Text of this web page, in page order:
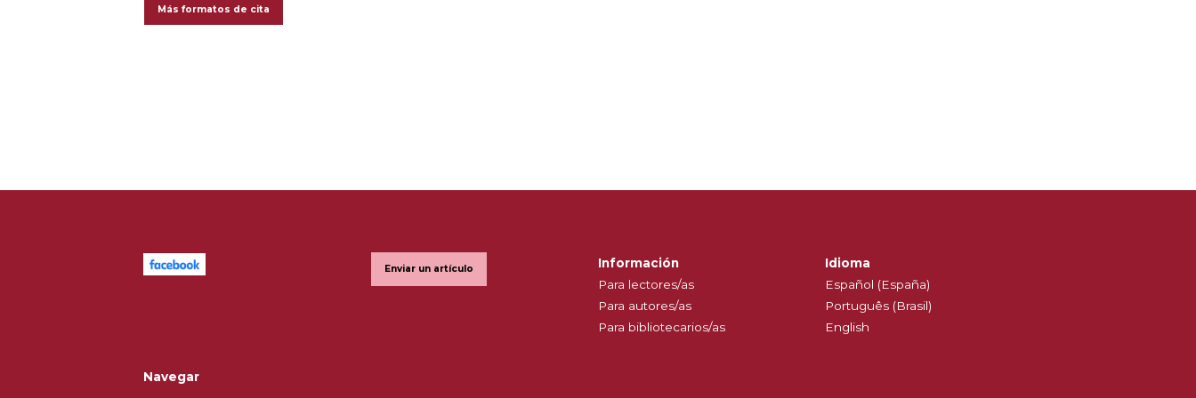
Más formatos de cita
Enviar un artículo
Información
Para lectores/as
Para autores/as
Para bibliotecarios/as
Idioma
Español (España)
Português (Brasil)
English
Navegar